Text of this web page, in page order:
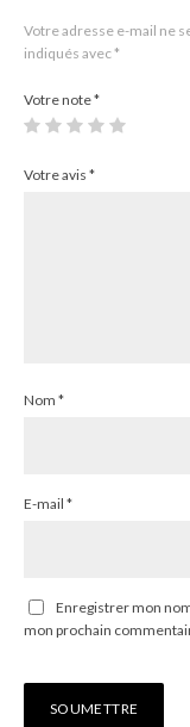
Votre adresse e-mail ne
indiqués avec*
Votre note*
Votre avis *
Nom *
E-mail *
Enregistrer mon
mon prochain